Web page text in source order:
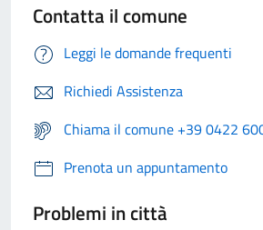
Contatta il comune
Leggi le domande frequenti
Richiedi Assistenza
Chiama il comune +39 0422
Prenota un appuntamento
Problemi in città